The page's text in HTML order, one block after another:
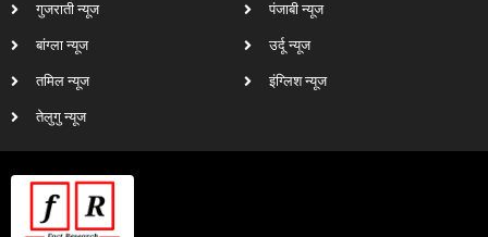
गुजराती न्यूज
बांग्ला न्यूज
तमिल न्यूज
तेलुगु न्यूज
पंजाबी न्यूज
उर्दू न्यूज
इंग्लिश न्यूज